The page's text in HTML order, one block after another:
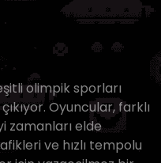
olimpik sporları
Oyuncular, farklı
zamanları elde
ve hızlı tempolu